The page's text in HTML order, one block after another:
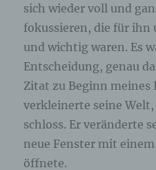
sich wieder voll und
fokussieren, die für
und wichtig waren. Es
Entscheidung, genau
Zitat zu Beginn meines
verkleinerte seine
schloss. Er veränderte
neue Fenster mit
öffnete.
Beiträgen zu
einer Internetseite
einsehbares Portal, in
Personen, die Blogger
werden, Artikel posten
sogenannten Blogposts
Die Blogposts können in
kommentiert werden.
Hinterlässt eine
Kommentar in dem auf
veröffentlichten Blog,